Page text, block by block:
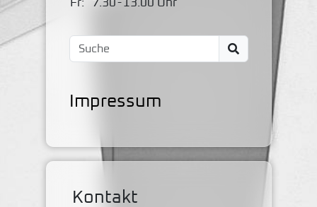
Fr:
7.30- 13.00 Uhr
Impressum
Kontakt